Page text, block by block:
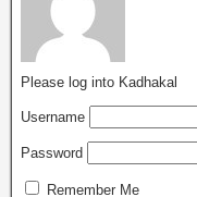
Please log into Kadhakal
Username
Password
Remember Me